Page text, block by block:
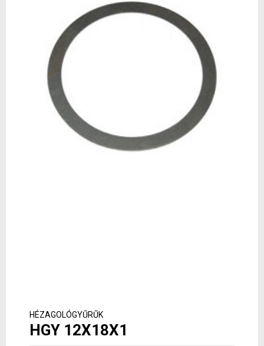
HÉZAGOLÓGYŰRŰK
HGY 12X18X1